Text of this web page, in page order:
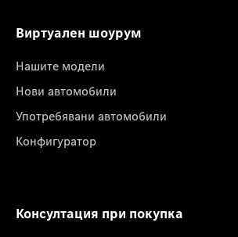
Виртуален шоурум
Нашите модели
Нови автомобили
Употребявани автомобили
Конфигуратор
Консултация при покупка